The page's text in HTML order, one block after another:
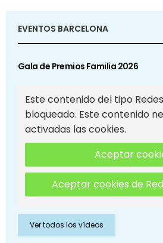
EVENTOS BARCELONA
Gala de Premios Familia 2026
Este contenido del tipo
bloqueado. Este contenido
activadas las cookies.
Aceptar
Aceptar cookies de
Ver todos los vídeos